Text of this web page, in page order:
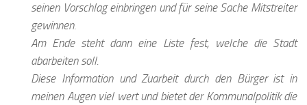
seinen Vorschlag einbringen und für seine Sache Mitstreiter
gewinnen.
Am Ende steht dann eine Liste fest, welche die Stadt
abarbeiten soll.
Diese Information und Zuarbeit durch den Bürger ist in
meinen Augen viel wert und bietet der Kommunalpolitik die